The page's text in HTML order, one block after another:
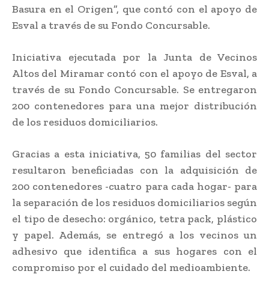
Basura en el Origen”, que contó con el apoyo de
Esval a través de su Fondo Concursable.
Iniciativa ejecutada por la Junta de Vecinos
Altos del Miramar contó con el apoyo de Esval, a
través de su Fondo Concursable. Se entregaron
200 contenedores para una mejor distribución
de los residuos domiciliarios.
Gracias a esta iniciativa, 50 familias del sector
resultaron beneficiadas con la adquisición de
200 contenedores -cuatro para cada hogar- para
la separación de los residuos domiciliarios según
el tipo de desecho: orgánico, tetra pack, plástico
y papel. Además, se entregó a los vecinos un
adhesivo que identifica a sus hogares con el
compromiso por el cuidado del medioambiente.